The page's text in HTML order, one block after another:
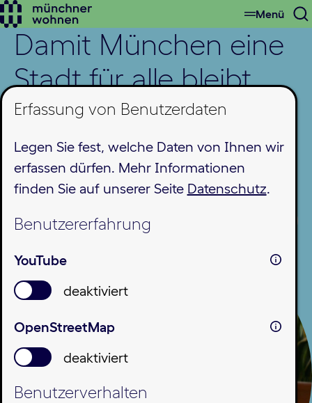
Erfassung von Benutzerdaten
Legen Sie fest, welche Daten von Ihnen wir
erfassen dürfen. Mehr Informationen
finden Sie auf unserer Seite Datenschutz.
Benutzererfahrung
YouTube
deaktiviert
OpenStreetMap
deaktiviert
Benutzerverhalten
Zum
Hauptinhalt
springen
Menü
Damit München eine
Stadt für alle bleibt.
Münchner Wohnen - die
Landeshauptstadt München
Womit können wir Ihnen helfen?